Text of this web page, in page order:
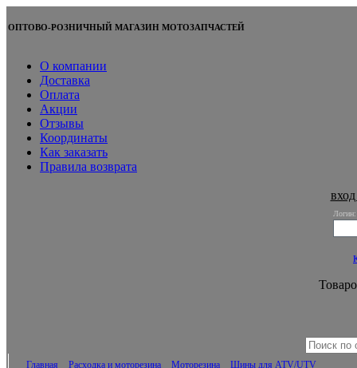
ОПТОВО-РОЗНИЧНЫЙ МАГАЗИН МОТОЗАПЧАСТЕЙ
О компании
Доставка
Оплата
Акции
Отзывы
Координаты
Как заказать
Правила возврата
Логин:
Главная Расходка и моторезина Моторезина Шины для ATV/UTV